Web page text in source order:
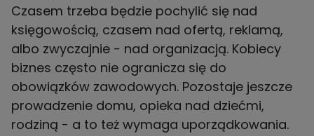
Czasem trzeba będzie pochylić się nad
księgowością, czasem nad ofertą, reklamą,
albo zwyczajnie - nad organizacją. Kobiecy
biznes często nie ogranicza się do
obowiązków zawodowych. Pozostaje jeszcze
prowadzenie domu, opieka nad dziećmi,
rodziną - a to też wymaga uporządkowania.